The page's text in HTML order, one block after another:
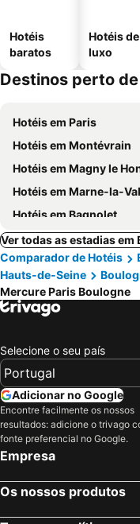
Hotéis
baratos
Hotéis de
luxo
Destinos perto
Hotéis em Paris
Hotéis em Montévrain
Hotéis em Magny le
Hotéis em Marne-la-
Hotéis em Bagnolet
Ver todas as estadias
Comparador de Hotéis
Hauts-de-Seine
Mercure Paris Boulogne
Selecione o seu país
Adicionar no Google
Encontre facilmente os nossos
resultados: adicione o trivago
fonte preferencial no Google.
Empresa
Os nossos produtos